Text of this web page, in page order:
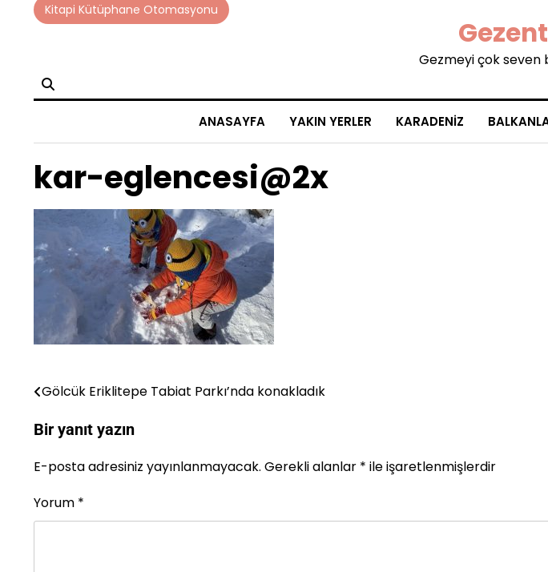
Kitapi Kütüphane Otomasyonu
Gezmeyi çok seven
ANASAYFA YAKIN YERLER KARADENIZ
kar-eglencesi@2x
Yazı
gezinmesi
Gölcük Eriklitepe Tabiat Parkı’nda konakladık
Bir yanıt yazın
E-posta adresiniz yayınlanmayacak. Gerekli alanlar * ile işaretlenmişlerdir
Yorum *